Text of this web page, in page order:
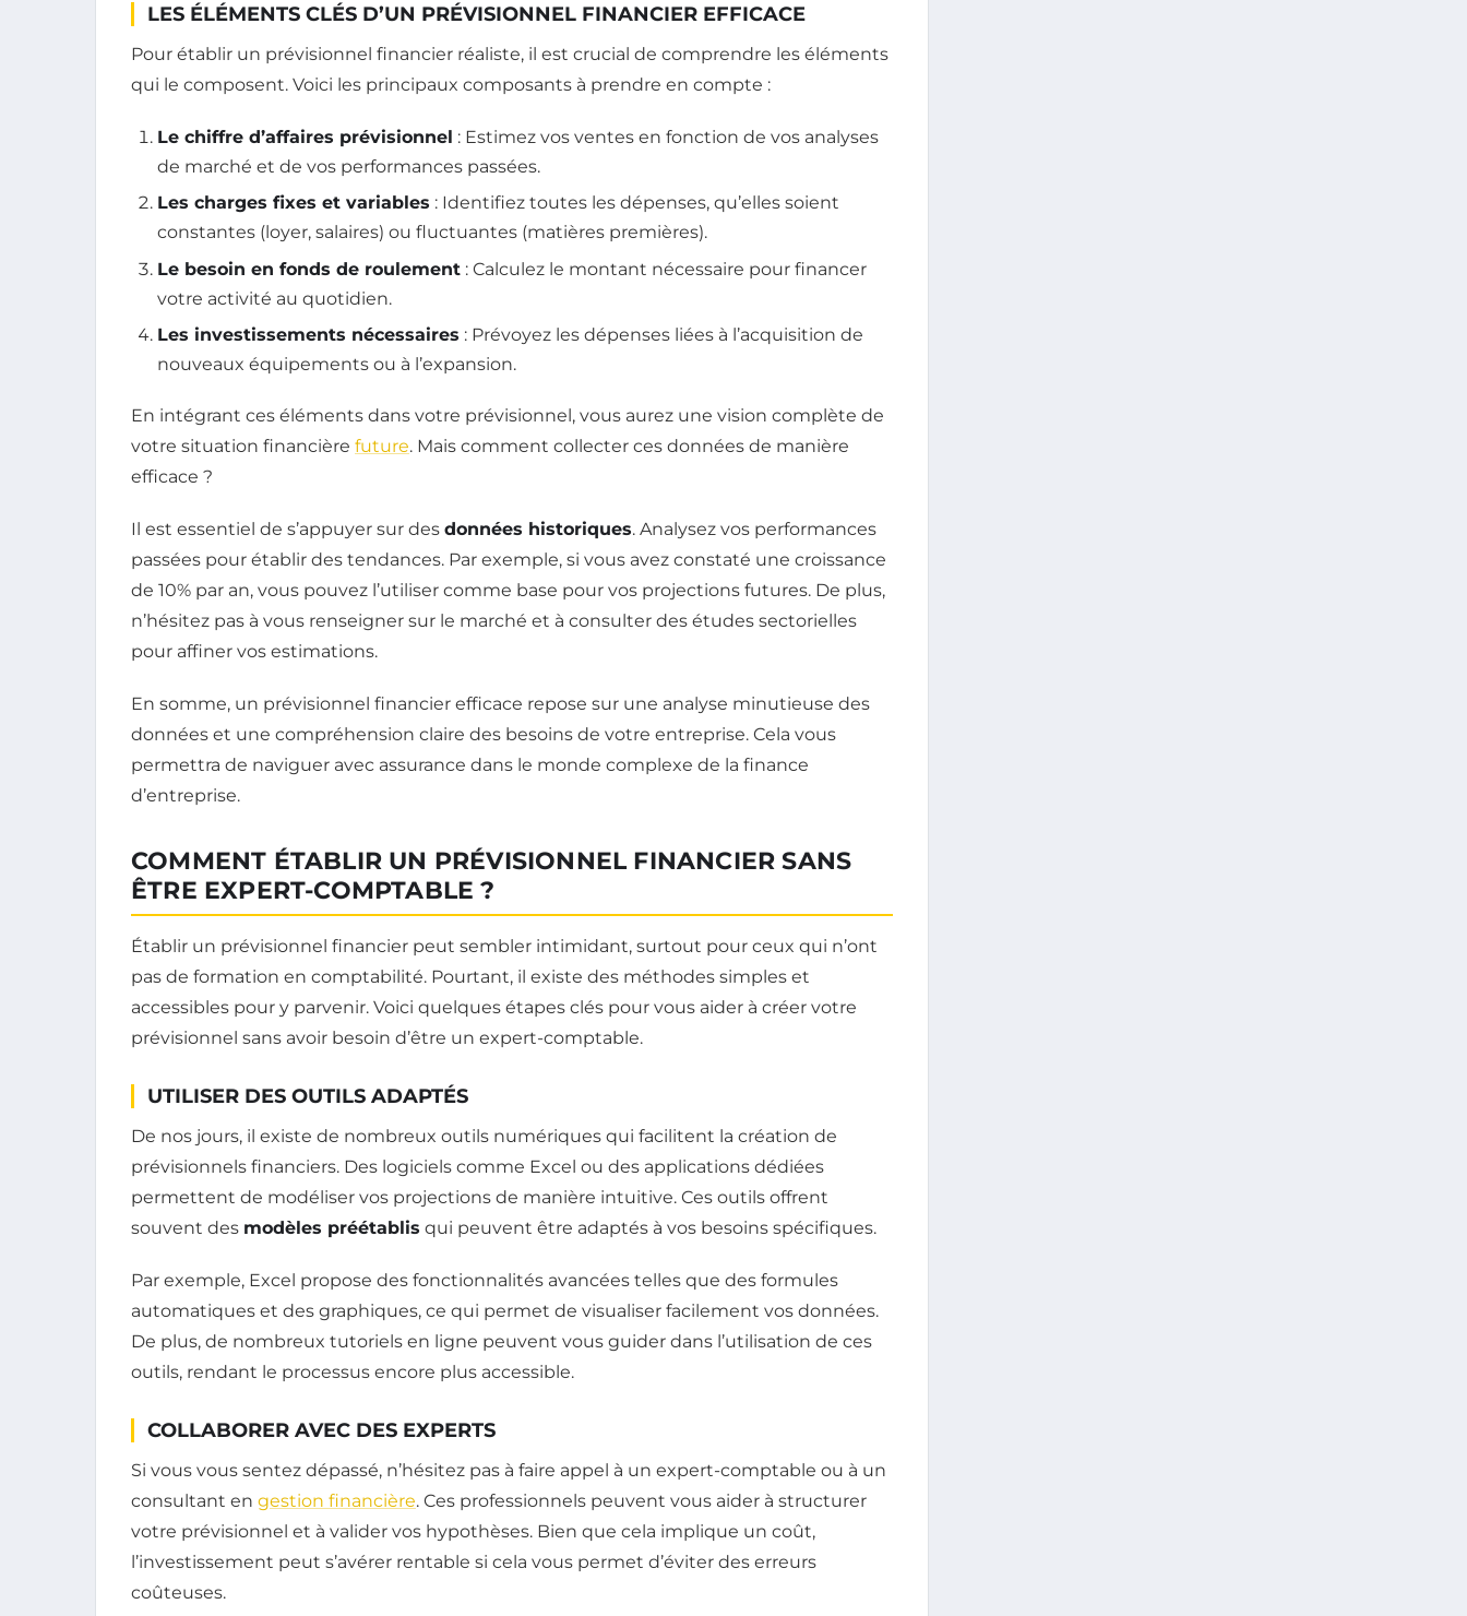
LES ÉLÉMENTS CLÉS D’UN PRÉVISIONNEL FINANCIER EFFICACE
Pour établir un prévisionnel financier réaliste, il est crucial de comprendre les éléments
qui le composent. Voici les principaux composants à prendre en compte :
Le chiffre d’affaires prévisionnel : Estimez vos ventes en fonction de vos analyses
de marché et de vos performances passées.
Les charges fixes et variables : Identifiez toutes les dépenses, qu’elles soient
constantes (loyer, salaires) ou fluctuantes (matières premières).
Le besoin en fonds de roulement : Calculez le montant nécessaire pour financer
votre activité au quotidien.
Les investissements nécessaires : Prévoyez les dépenses liées à l’acquisition de
nouveaux équipements ou à l’expansion.
En intégrant ces éléments dans votre prévisionnel, vous aurez une vision complète de
votre situation financière future. Mais comment collecter ces données de manière
efficace ?
Il est essentiel de s’appuyer sur des données historiques. Analysez vos performances
passées pour établir des tendances. Par exemple, si vous avez constaté une croissance
de 10% par an, vous pouvez l’utiliser comme base pour vos projections futures. De plus,
n’hésitez pas à vous renseigner sur le marché et à consulter des études sectorielles
pour affiner vos estimations.
En somme, un prévisionnel financier efficace repose sur une analyse minutieuse des
données et une compréhension claire des besoins de votre entreprise. Cela vous
permettra de naviguer avec assurance dans le monde complexe de la finance
d’entreprise.
COMMENT ÉTABLIR UN PRÉVISIONNEL FINANCIER SANS
ÊTRE EXPERT-COMPTABLE ?
Établir un prévisionnel financier peut sembler intimidant, surtout pour ceux qui n’ont
pas de formation en comptabilité. Pourtant, il existe des méthodes simples et
accessibles pour y parvenir. Voici quelques étapes clés pour vous aider à créer votre
prévisionnel sans avoir besoin d’être un expert-comptable.
UTILISER DES OUTILS ADAPTÉS
De nos jours, il existe de nombreux outils numériques qui facilitent la création de
prévisionnels financiers. Des logiciels comme Excel ou des applications dédiées
permettent de modéliser vos projections de manière intuitive. Ces outils offrent
souvent des modèles préétablis qui peuvent être adaptés à vos besoins spécifiques.
Par exemple, Excel propose des fonctionnalités avancées telles que des formules
automatiques et des graphiques, ce qui permet de visualiser facilement vos données.
De plus, de nombreux tutoriels en ligne peuvent vous guider dans l’utilisation de ces
outils, rendant le processus encore plus accessible.
COLLABORER AVEC DES EXPERTS
Si vous vous sentez dépassé, n’hésitez pas à faire appel à un expert-comptable ou à un
consultant en gestion financière. Ces professionnels peuvent vous aider à structurer
votre prévisionnel et à valider vos hypothèses. Bien que cela implique un coût,
l’investissement peut s’avérer rentable si cela vous permet d’éviter des erreurs
coûteuses.